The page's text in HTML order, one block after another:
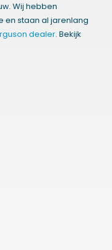
Wij hebben
en staan al jarenlang
dealer. Bekijk